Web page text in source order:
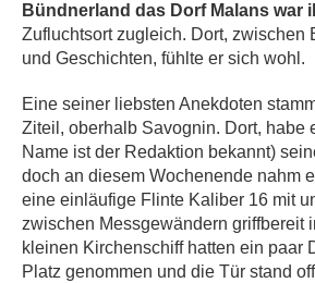
Bündnerland das Dorf Malans war
Zufluchtsort zugleich. Dort, zwischen
und Geschichten, fühlte er sich wohl.
Eine seiner liebsten Anekdoten
Ziteil, oberhalb Savognin. Dort, habe
Name ist der Redaktion bekannt)
doch an diesem Wochenende nahm
eine einläufige Flinte Kaliber 16 mit
zwischen Messgewändern griffbereit
kleinen Kirchenschiff hatten ein paar
Platz genommen und die Tür stand